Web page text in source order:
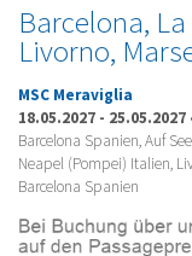
Barcelona,
Livorno,
MSC Meraviglia
18.05.2027 - 25.05.2027
Barcelona Spanien, Auf
Neapel (Pompei) Italien,
Barcelona Spanien